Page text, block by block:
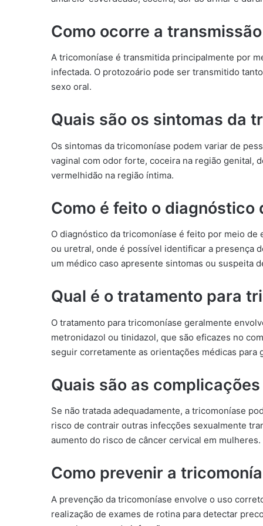
Como ocorre a
A tricomoníase é transmitida principalmente por
infectada. O protozoário pode ser transmitido
sexo oral.
Quais são os sintomas da
Os sintomas da tricomoníase podem variar de
vaginal com odor forte, coceira na região genital,
vermelhidão na região íntima.
Como é feito o diagnóstico
O diagnóstico da tricomoníase é feito por meio
ou uretral, onde é possível identificar a presença
um médico caso apresente sintomas ou suspeita
Qual é o tratamento para
O tratamento para tricomoníase geralmente
metronidazol ou tinidazol, que são eficazes no
seguir corretamente as orientações médicas para
Quais são as
Se não tratada adequadamente, a tricomoníase
risco de contrair outras infecções sexualmente
aumento do risco de câncer cervical em mulheres.
Como prevenir a
A prevenção da tricomoníase envolve o uso
realização de exames de rotina para detectar